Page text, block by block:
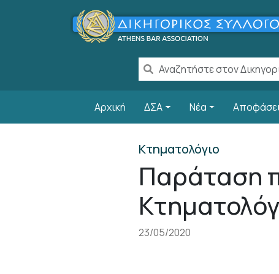
Παράκαμψη προς το κυρίως περιεχόμενο
Αρχική ΔΣΑ Νέα
Κτηματολόγιο
Παράταση
23/05/2020